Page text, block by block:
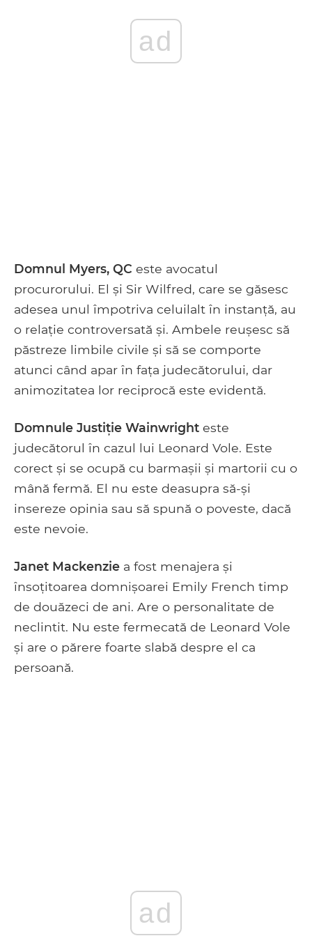
ad
Domnul Myers, QC este avocatul
procurorului. El și Sir Wilfred, care se găsesc
adesea unul împotriva celuilalt în instanță, au
o relație controversată și. Ambele reușesc să
păstreze limbile civile și să se comporte
atunci când apar în fața judecătorului, dar
animozitatea lor reciprocă este evidentă.
Domnule Justiție Wainwright este
judecătorul în cazul lui Leonard Vole. Este
corect și se ocupă cu barmașii și martorii cu o
mână fermă. El nu este deasupra să-și
insereze opinia sau să spună o poveste, dacă
este nevoie.
Janet Mackenzie a fost menajera și
însoțitoarea domnișoarei Emily French timp
de douăzeci de ani. Are o personalitate de
neclintit. Nu este fermecată de Leonard Vole
și are o părere foarte slabă despre el ca
persoană.
ad